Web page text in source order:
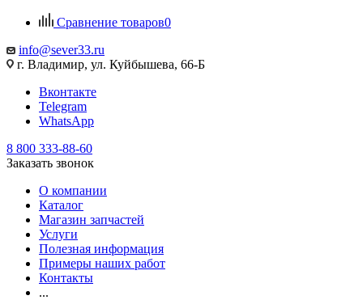
Сравнение товаров0
info@sever33.ru
г. Владимир, ул. Куйбышева, 66-Б
Вконтакте
Telegram
WhatsApp
8 800 333-88-60
Заказать звонок
О компании
Каталог
Магазин запчастей
Услуги
Полезная информация
Примеры наших работ
Контакты
...